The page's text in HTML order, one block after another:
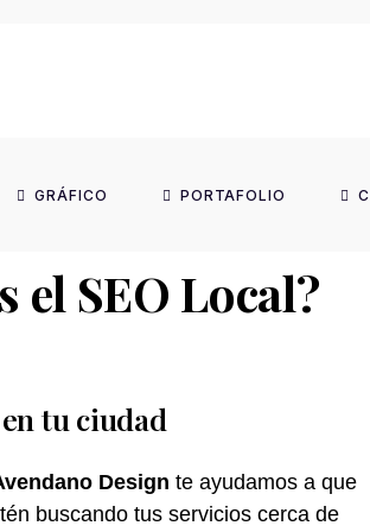
GRÁFICO PORTAFOLIO
el SEO Local?
tu ciudad
Design te ayudamos a que
buscando tus servicios cerca de